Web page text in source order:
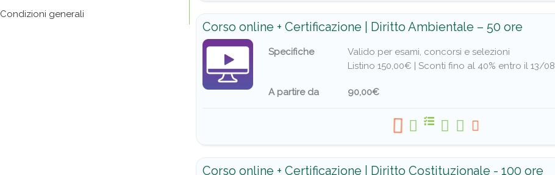
Condizioni generali
Corso online + Certificazione | Diritto Ambientale – 50 ore
Specifiche
Valido per esami, concorsi e selezioni
Listino 150,00€ |Sconti fino al 40% entro il 13/08
A partire da 90,00€
Corso online + Certificazione | Diritto Costituzionale - 100 ore